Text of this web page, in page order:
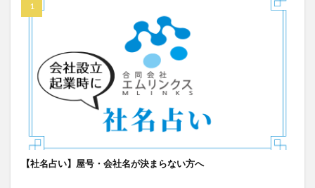
【社名占い】屋号・会社名が決まらない方へ